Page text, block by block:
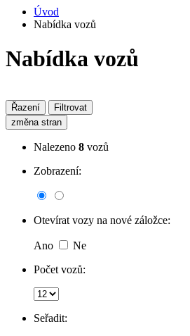
Úvod
Nabídka vozů
Nabídka vozů
Řazení
Filtrovat
změna stran
Nalezeno 8 vozů
Zobrazení:
Otevírat vozy na nové záložce:
Ano
Ne
Počet vozů:
Seřadit: